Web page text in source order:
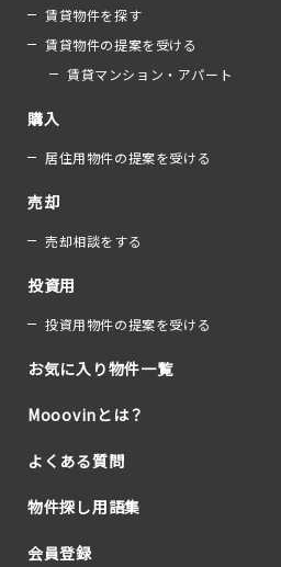
賃貸物件を探す
賃貸物件の提案を受ける
賃貸マンション・アパート
購入
居住用物件の提案を受ける
売却
売却相談をする
投資用
投資用物件の提案を受ける
お気に入り物件一覧
Mooovinとは？
よくある質問
物件探し用語集
会員登録